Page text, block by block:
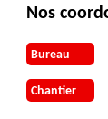
Nos
Bureau
Chantier